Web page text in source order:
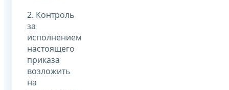
2. Контроль
за
исполнением
настоящего
приказа
возложить
на